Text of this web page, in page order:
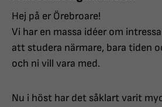
Hej på er Örebroare!
Vi har en massa idéer om
att studera närmare, bara tiden
och ni vill vara med.
Nu i höst har det såklart varit